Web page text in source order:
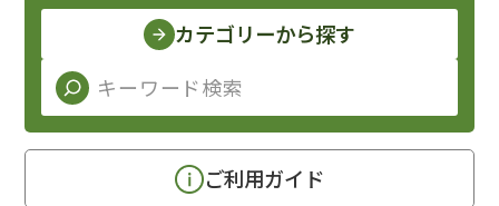
カテゴリーから探す
ご利用ガイド